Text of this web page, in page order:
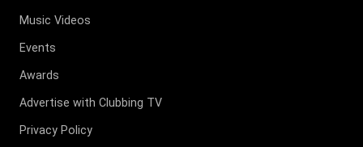
Music Videos
Events
Awards
Advertise with Clubbing TV
Privacy Policy